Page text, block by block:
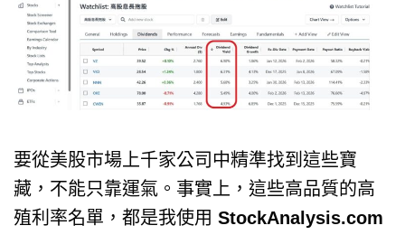
要從美股市場上千家公司中精準找到這些寶
藏，不能只靠運氣。事實上，這些高品質的高
殖利率名單，都是我使用 StockAnalysis.com